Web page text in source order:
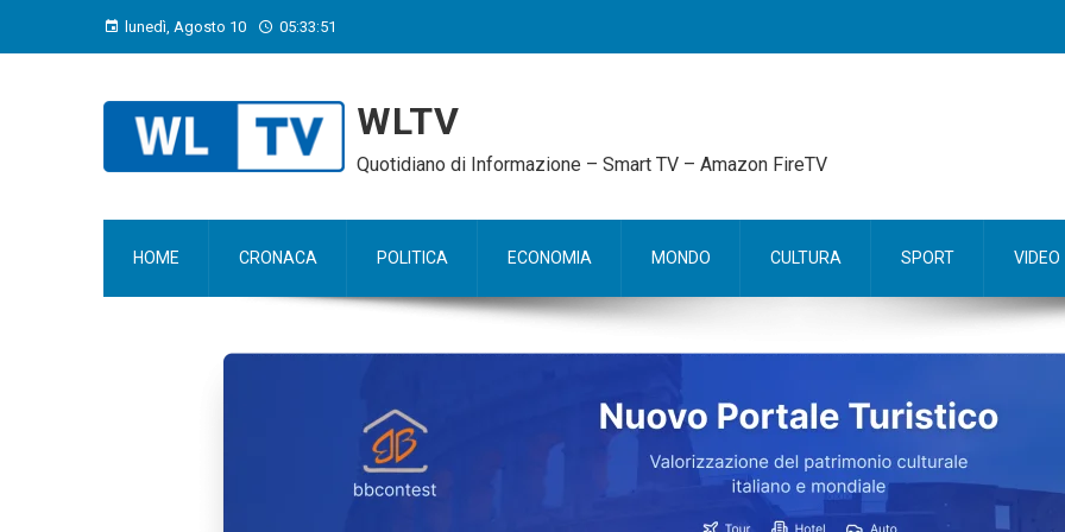
lunedì, Agosto 10 05:33:52
WLTV
Quotidiano di Informazione – Smart TV – Amazon FireTV
HOME CRONACA POLITICA ECONOMIA MONDO CULTURA SPORT VIDEO